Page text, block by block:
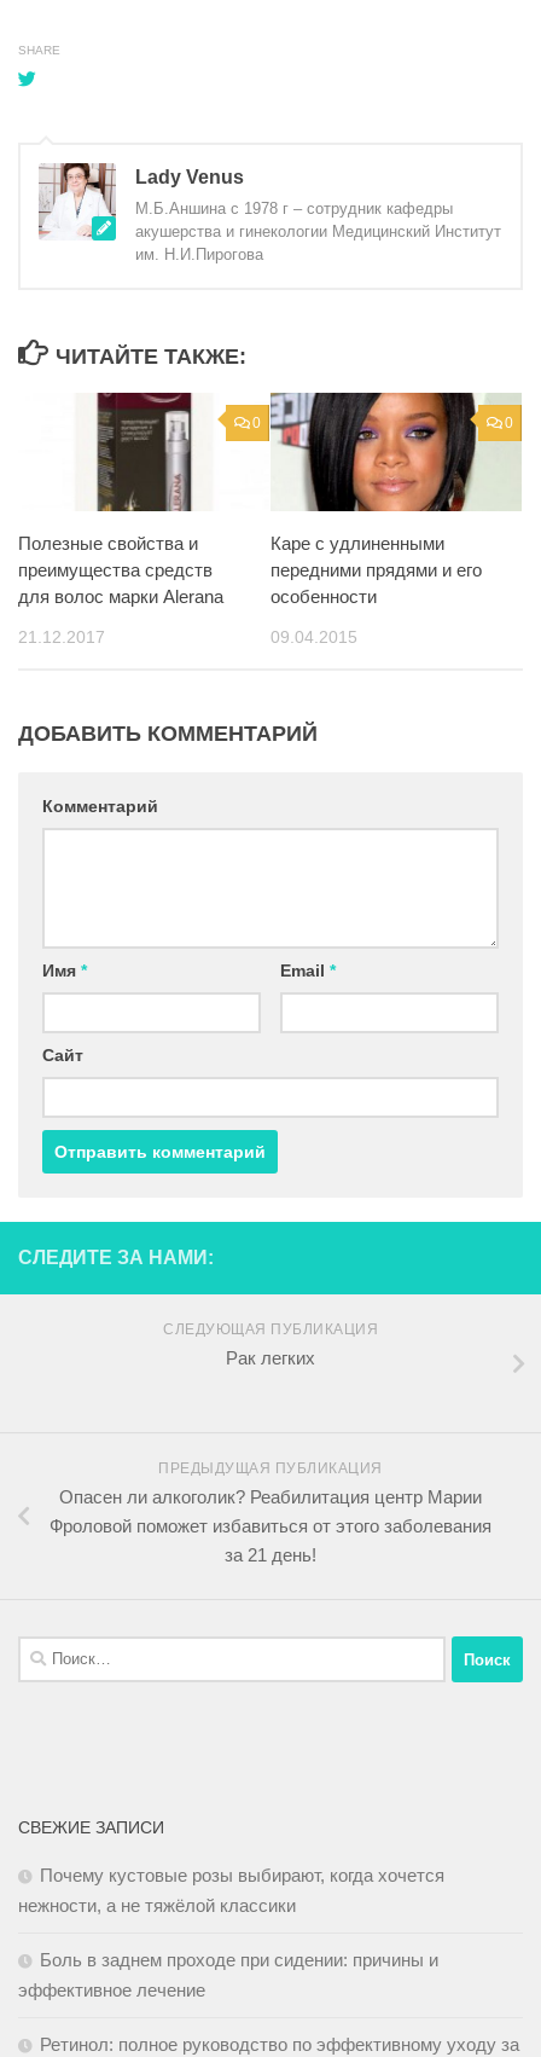
SHARE
Lady Venus
М.Б.Аншина с 1978 г – сотрудник кафедры
акушерства и гинекологии Медицинский Институт
им. Н.И.Пирогова
ЧИТАЙТЕ ТАКЖЕ:
0
Полезные свойства и
преимущества средств
для волос марки Alerana
21.12.2017
0
Каре с удлиненными
передними прядями и его
особенности
09.04.2015
ДОБАВИТЬ КОММЕНТАРИЙ
Комментарий
Имя * Email *
Сайт
СЛЕДИТЕ ЗА НАМИ:
СЛЕДУЮЩАЯ ПУБЛИКАЦИЯ
Рак легких
ПРЕДЫДУЩАЯ ПУБЛИКАЦИЯ
Опасен ли алкоголик? Реабилитация центр Марии
Фроловой поможет избавиться от этого заболевания
за 21 день!
СВЕЖИЕ ЗАПИСИ
Почему кустовые розы выбирают, когда хочется
нежности, а не тяжёлой классики
Боль в заднем проходе при сидении: причины и
эффективное лечение
Ретинол: полное руководство по эффективному уходу за